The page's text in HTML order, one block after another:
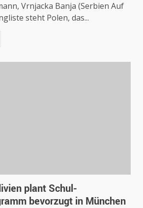
Vrnjacka Banja (Serbien Auf
steht Polen, das...
plant Schul-
bevorzugt in München